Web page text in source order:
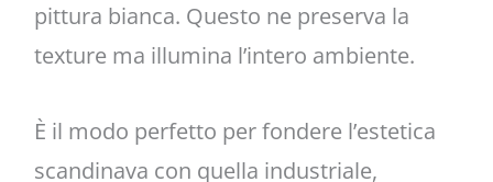
pittura bianca. Questo ne preserva la
texture ma illumina l’intero ambiente.
È il modo perfetto per fondere l’estetica
scandinava con quella industriale,